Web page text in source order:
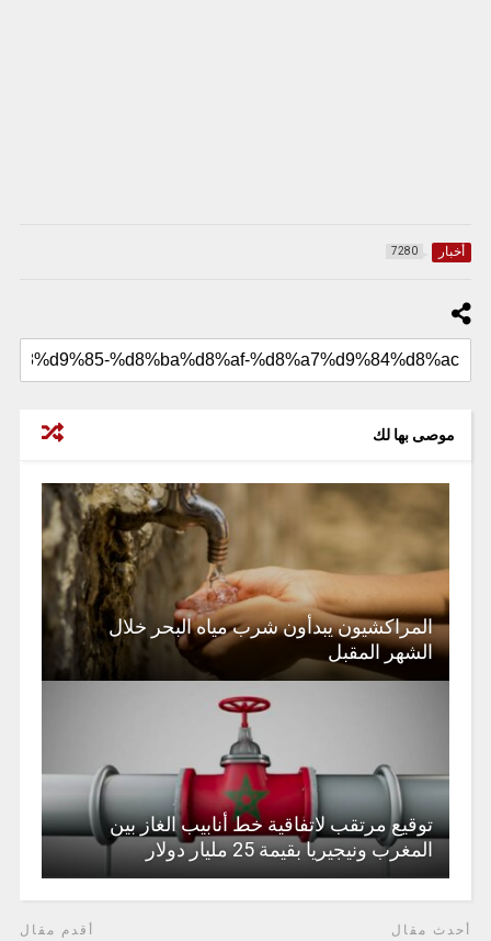
أخبار 7280
موصى بها لك
المراكشيون يبدأون شرب مياه البحر خلال
الشهر المقبل
توقيع مرتقب لاتفاقية خط أنابيب الغاز بين
المغرب ونيجيريا بقيمة 25 مليار دولار
أحدث مقال أقدم مقال